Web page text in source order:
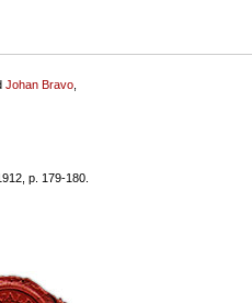
Johan Bravo
p. 179-180.